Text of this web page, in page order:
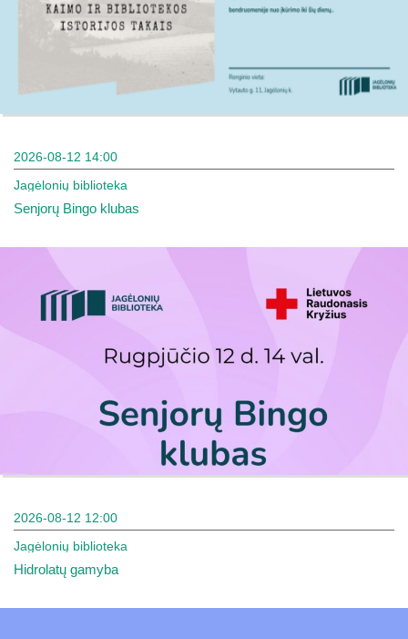
2026-08-12 14:00
Jagėlonių biblioteka
Senjorų Bingo klubas
2026-08-12 12:00
Jagėlonių biblioteka
Hidrolatų gamyba